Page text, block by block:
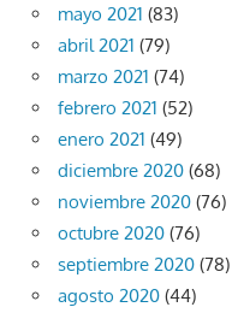
mayo 2021 (83)
abril 2021 (79)
marzo 2021 (74)
febrero 2021 (52)
enero 2021 (49)
diciembre 2020 (68)
noviembre 2020 (76)
octubre 2020 (76)
septiembre 2020 (78)
agosto 2020 (44)